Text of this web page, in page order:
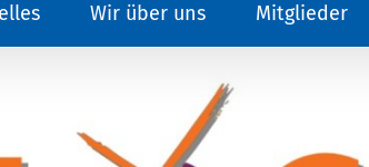
Wir über uns Mitglieder